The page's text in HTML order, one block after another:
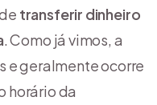
transferir dinheiro
. Como já vimos, a
e geralmente ocorre
horário da